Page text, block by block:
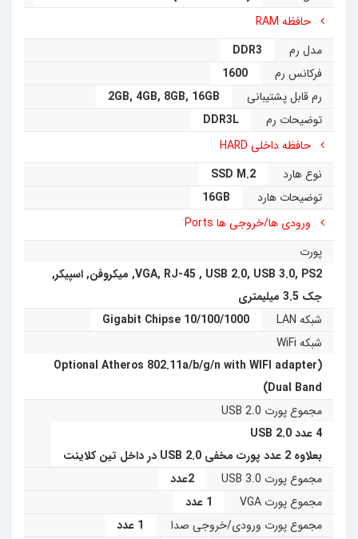
حرفه‌ای نصب کرده­‌ است. هرچند کاربران می‌­توانند سایر
ویندوزهای دلخواه خود را روی این تین کلاینت شخصا و
به‌­راحتی نصب و استفاده نمایند. وجود قفل هارد پیشرفته
ویروسی ­‌شدن آن را به‌طور کلی از بین می‌برد. همچنین به
دلیل داشتن ویندوزهای اورجینال امکان هنگ و قفل
سیستم نیز دیگر وجود نخواهد‌ داشت.
وسیعی از ارتباطات شبکه مانند سیمی­ 1000، بی­‌سیم
سرعت ­300 و حتی فیبر‌­نوری داشته‌ باشد. شما می‌توانید
این مینی کامپیوتر را به‌­صورت عمودی و یا افقی توسط پایه
توانید آن­‌را در پشت مانیتور خود نیز نصب نمایید.
بدنه‌­ی این مینی­ کامپیوتر فلزی با روکشی از جنس
پلاستیک فشرده متالیک است که جهت زیبایی بیشتر و
تبادل حرارتی بهتر تولید شده‌ ­است. در داخل این
حافظه RAM
مدل رم
DDR3
فرکانس رم
1600
رم قابل پشتیبانی
2GB, 4GB, 8GB, 16GB
توضیحات رم
DDR3L
حافظه داخلی HARD
نوع هارد
SSD M.2
توضیحات هارد
16GB
ورودی ها/خروجی ها Ports
پورت
VGA, RJ-45 , USB 2.0, USB 3.0, PS2
, میکروفن,اسپیکر,
جک 3.5 میلیمتری
شبکه LAN
10/100/1000 Gigabit Chipse
شبکه WiFi
(Optional Atheros 802.11a/b/g/n with WIFI adapter
(Dual Band
مجموع پورت USB 2.0
4 عدد USB 2.0
بعلاوه 2 عدد پورت مخفی USB 2.0 در داخل تین کلاینت
مجموع پورت USB 3.0
2عدد
مجموع پورت VGA
1 عدد
مجموع پورت ورودی/خروجی صدا
1 عدد